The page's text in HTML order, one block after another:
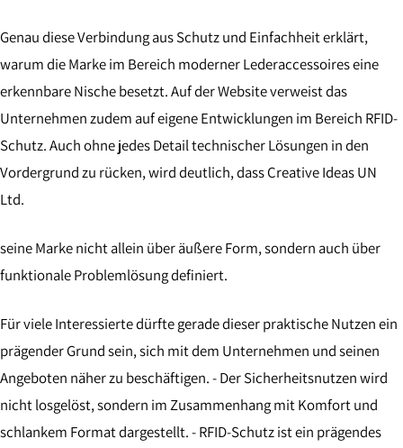
Genau diese Verbindung aus Schutz und Einfachheit erklärt,
warum die Marke im Bereich moderner Lederaccessoires eine
erkennbare Nische besetzt. Auf der Website verweist das
Unternehmen zudem auf eigene Entwicklungen im Bereich RFID-
Schutz. Auch ohne jedes Detail technischer Lösungen in den
Vordergrund zu rücken, wird deutlich, dass Creative Ideas UN
Ltd.
seine Marke nicht allein über äußere Form, sondern auch über
funktionale Problemlösung definiert.
Für viele Interessierte dürfte gerade dieser praktische Nutzen ein
prägender Grund sein, sich mit dem Unternehmen und seinen
Angeboten näher zu beschäftigen. - Der Sicherheitsnutzen wird
nicht losgelöst, sondern im Zusammenhang mit Komfort und
schlankem Format dargestellt. - RFID-Schutz ist ein prägendes